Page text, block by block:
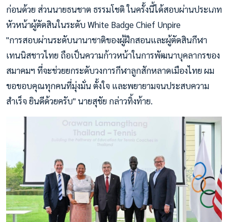
ก่อนด้วย ส่วนนายธนชาต ธรรมโชติ ในครั้งนี้ได้สอบผ่านประเภท
หัวหน้าผู้ตัดสินในระดับ White Badge Chief Unpire
"การสอบผ่านระดับนานาชาติของผู้ฝึกสอนและผู้ตัดสินกีฬา
เทนนิสชาวไทย ถือเป็นความก้าวหน้าในการพัฒนาบุคลากรของ
สมาคมฯ ที่จะช่วยยกระดับวงการกีฬาลูกสักหลาดเมืองไทย ผม
ขอขอบคุณทุกคนที่มุ่งมั่น ตั้งใจ และพยายามจนประสบความ
สำเร็จ ยินดีด้วยครับ" นายสุชัย กล่าวทิ้งท้าย.